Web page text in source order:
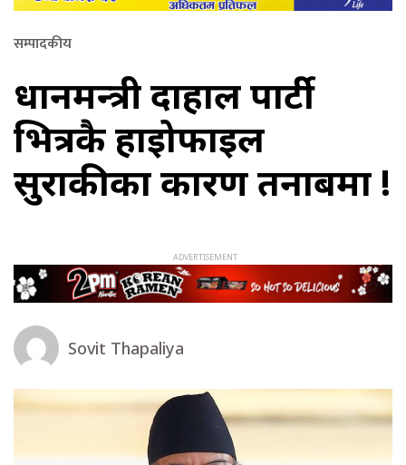
सम्पादकीय
प्रधानमन्त्री दाहाल पार्टी
भित्रकै हाइप्रोफाइल
सुराकीका कारण तनाबमा !
Sovit Thapaliya